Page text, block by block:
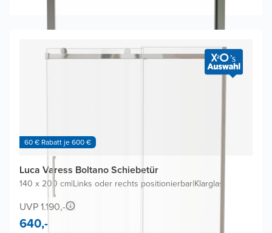
60 € Rabatt je 600 €
Luca Varess Boltano Schiebetür
140 x 200 cm|Links oder rechts positionierbar|Klarglas
UVP 1.190,-
640,-